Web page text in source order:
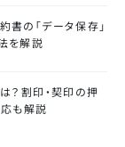
の「データ保存」
を解説
？割印・契印の押
も解説